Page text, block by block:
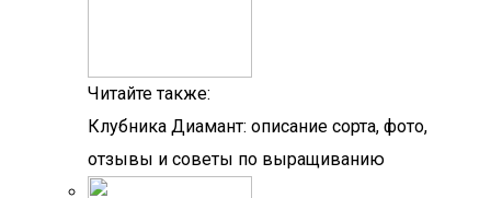
Читайте также:
Клубника Диамант: описание сорта, фото,
отзывы и советы по выращиванию